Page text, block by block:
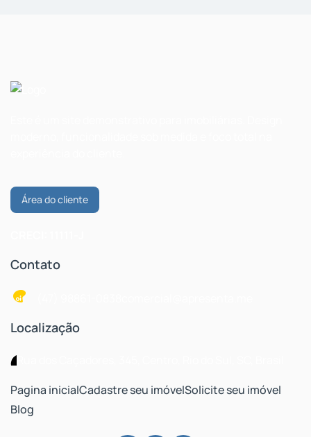
Área do cliente
Contato
Localização
Pagina inicialCadastre seu imóvelSolicite seu imóvel
Blog